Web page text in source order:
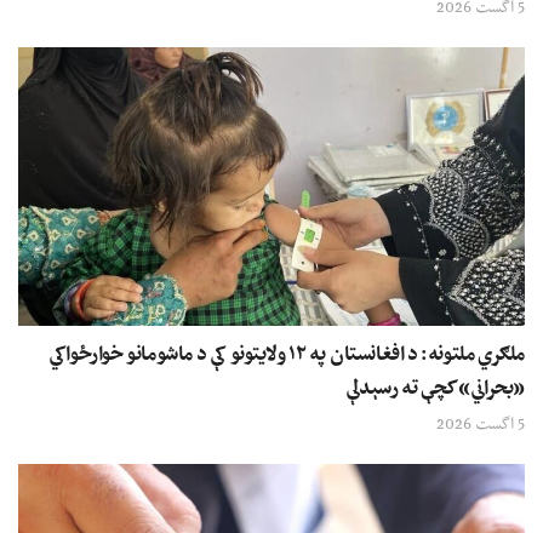
5 اگست 2026
ملګري ملتونه: د افغانستان په ۱۲ ولایتونو کې د ماشومانو خوارځواکي
«بحراني» کچې ته رسېدلې
5 اگست 2026